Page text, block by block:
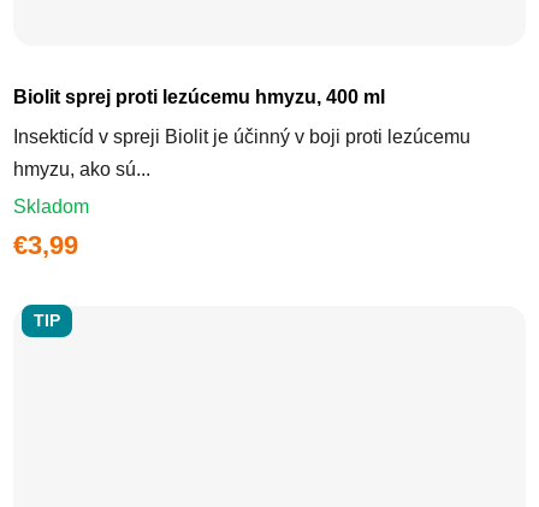
Biolit sprej proti lezúcemu hmyzu, 400 ml
Insekticíd v spreji Biolit je účinný v boji proti lezúcemu
hmyzu, ako sú...
Skladom
€3,99
TIP